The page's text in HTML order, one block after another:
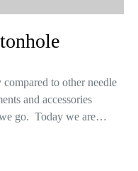
to other needle
and accessories
go. Today we are…